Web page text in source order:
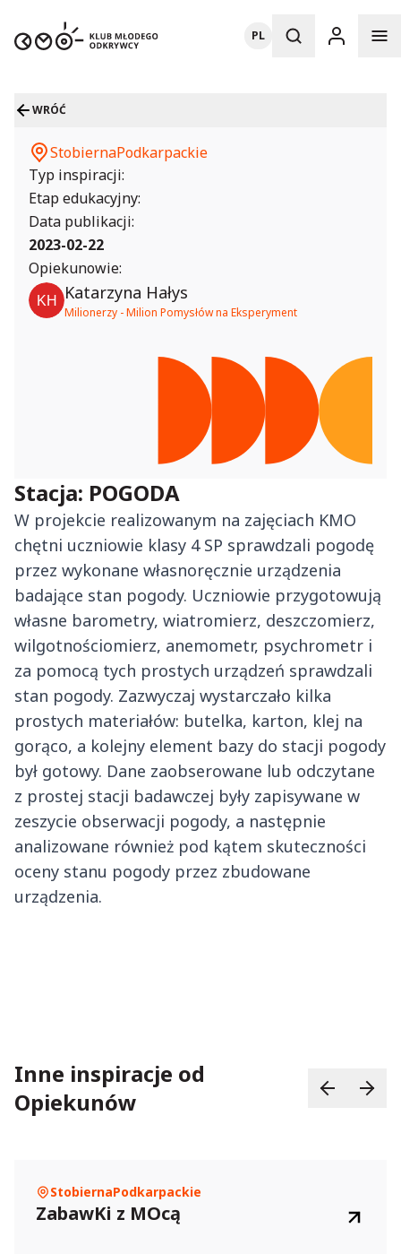
PL
WRÓĆ
StobiernaPodkarpackie
Typ inspiracji:
Etap edukacyjny:
Data publikacji:
2023-02-22
Opiekunowie:
Katarzyna Hałys
Milionerzy - Milion Pomysłów na Eksperyment
Stacja: POGODA
W projekcie realizowanym na zajęciach KMO
chętni uczniowie klasy 4 SP sprawdzali pogodę
przez wykonane własnoręcznie urządzenia
badające stan pogody. Uczniowie przygotowują
własne barometry, wiatromierz, deszczomierz,
wilgotnościomierz, anemometr, psychrometr i
za pomocą tych prostych urządzeń sprawdzali
stan pogody. Zazwyczaj wystarczało kilka
prostych materiałów: butelka, karton, klej na
gorąco, a kolejny element bazy do stacji pogody
był gotowy. Dane zaobserowane lub odczytane
z prostej stacji badawczej były zapisywane w
zeszycie obserwacji pogody, a następnie
analizowane również pod kątem skuteczności
oceny stanu pogody przez zbudowane
urządzenia.
Inne inspiracje od
Opiekunów
StobiernaPodkarpackie
ZabawKi z MOcą